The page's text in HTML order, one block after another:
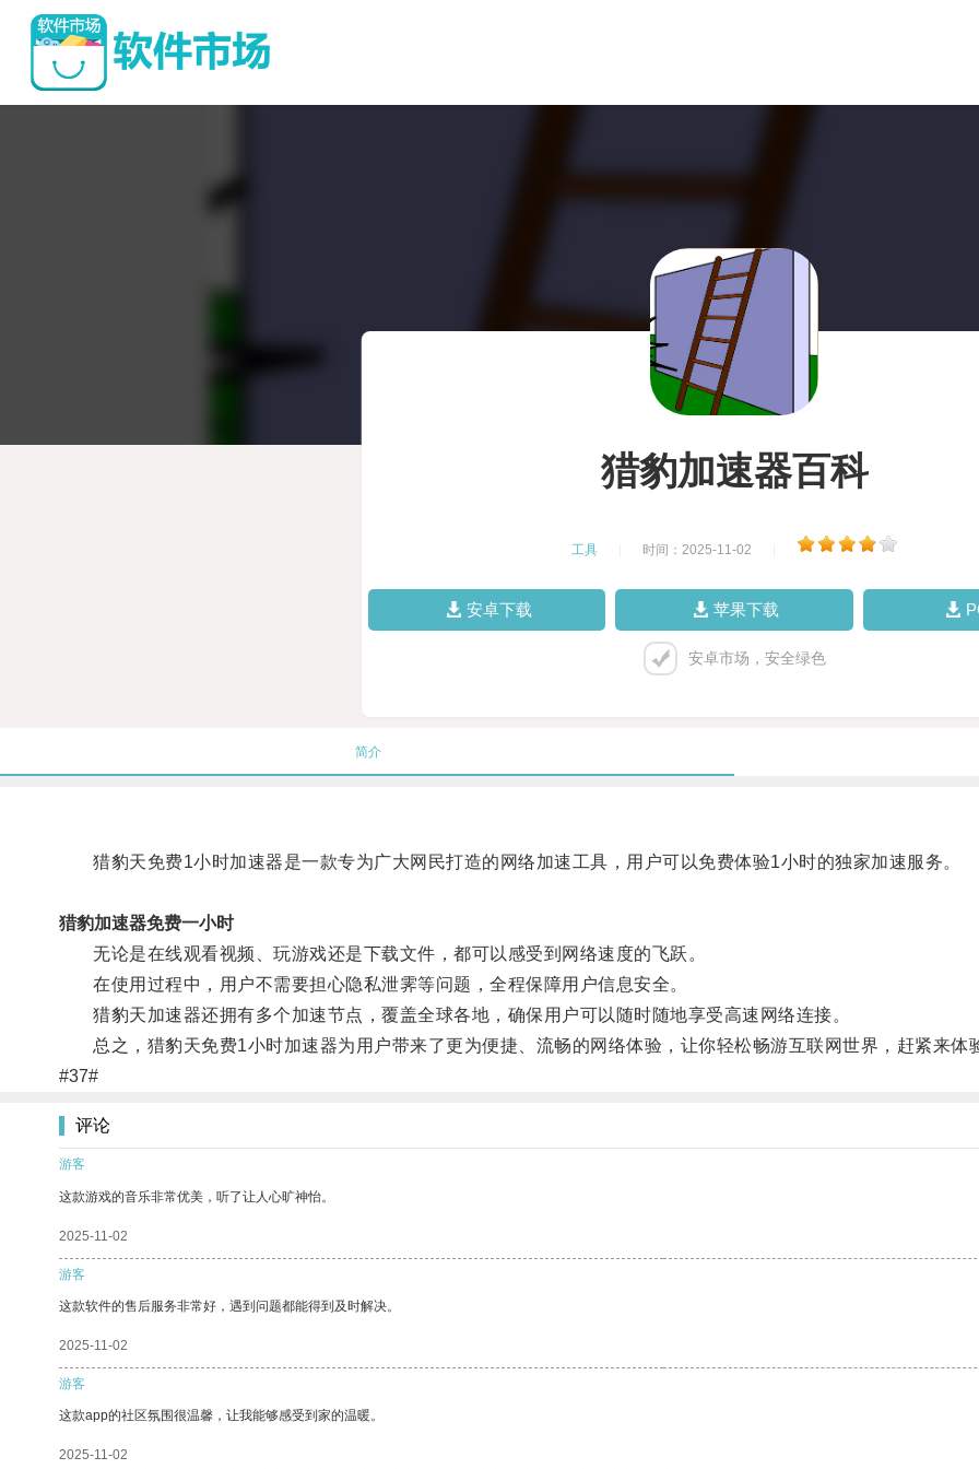
猎豹加速器百科
工具 时间：2025-11-02
安卓下载 苹果下载
安卓市场，安全绿色
简介
猎豹天免费1小时加速器是一款专为广大网民打造的网络加速工具，用户可以免费体验1小时的独家加速服务。
猎豹加速器免费一小时
无论是在线观看视频、玩游戏还是下载文件，都可以感受到网络速度的飞跃。
在使用过程中，用户不需要担心隐私泄霁等问题，全程保障用户信息安全。
猎豹天加速器还拥有多个加速节点，覆盖全球各地，确保用户可以随时随地享受高速网络连接。
总之，猎豹天免费1小时加速器为用户带来了更为便捷、流畅的网络体验，让你轻松畅游互联网世界，赶紧来体
#37#
评论
游客
这款游戏的音乐非常优美，听了让人心旷神怡。
2025-11-02
游客
这款软件的售后服务非常好，遇到问题都能得到及时解决。
2025-11-02
游客
这款app的社区氛围很温馨，让我能够感受到家的温暖。
2025-11-02